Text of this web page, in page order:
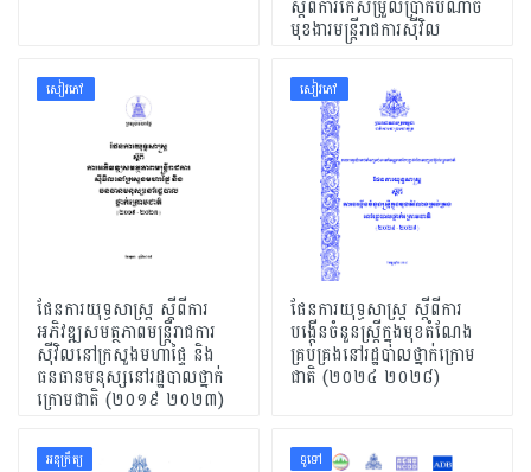
ស្តីពីការកែសម្រួលប្រាក់បំណាច់
មុខងារមន្រ្តីរាជការស៊ីវិល
សៀវភៅ
ផែនការយុទ្ធសាស្រ្ត ស្តីពីការ
អភិវឌ្ឍសមត្ថភាពមន្ត្រីរាជការ
ស៊ីវិលនៅក្រសួងមហាផ្ទៃ និង
ធនធានមនុស្សនៅរដ្ឋបាលថ្នាក់
ក្រោមជាតិ (២០១៩ ២០២៣)
សៀវភៅ
ផែនការយុទ្ធសាស្រ្ត ស្តីពីការ
បង្កើនចំនួនស្ត្រីក្នុងមុខតំណែង
គ្រប់គ្រងនៅរដ្ឋបាលថ្នាក់ក្រោម
ជាតិ (២០២៤ ២០២៨)
អនុក្រឹត្យ ទូទៅ